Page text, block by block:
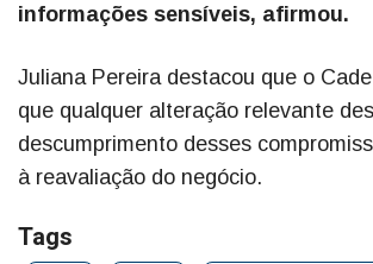
informações sensíveis, afirmou.
Juliana Pereira destacou que o
que qualquer alteração relevante
descumprimento desses
à reavaliação do negócio.
Tags